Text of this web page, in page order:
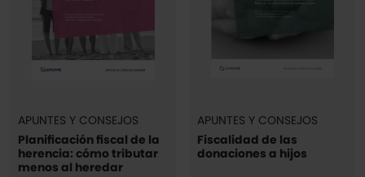
APUNTES Y CONSEJOS
Planificación fiscal de la
herencia: cómo tributar
menos al heredar
APUNTES Y CONSEJOS
Fiscalidad de las
donaciones a hijos